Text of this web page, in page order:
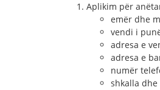
Aplikim për
emër dhe
vendi i
adresa e
adresa e
numër
shkalla